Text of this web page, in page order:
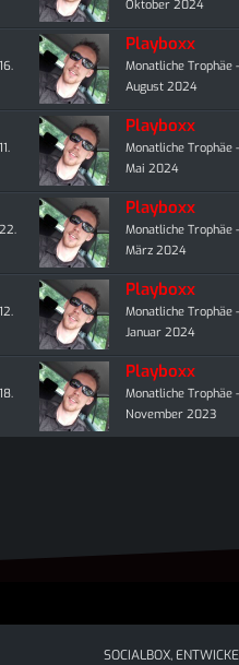
Oktober 2024
16.
Playboxx
Monatliche
August 2024
11.
Playboxx
Monatliche
Mai 2024
22.
Playboxx
Monatliche
März 2024
12.
Playboxx
Monatliche
Januar 2024
18.
Playboxx
Monatliche
November 2023
SOCIALBOX,